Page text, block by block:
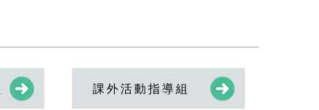
課外活動指導組